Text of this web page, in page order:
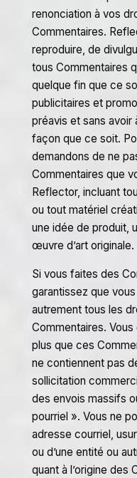
renonciation à vos
Commentaires.
reproduire, de
tous Commentaires
quelque fin que ce
publicitaires et
préavis et sans avoir
façon que ce soit.
demandons de ne
Commentaires que
Reflector, incluant
ou tout matériel
une idée de produit,
œuvre d’art originale.
Si vous faites des
garantissez que
autrement tous les
Commentaires.
plus que ces
ne contiennent pas
sollicitation
des envois massifs
pourriel ». Vous ne
adresse courriel,
ou d’une entité ou
quant à l’origine des